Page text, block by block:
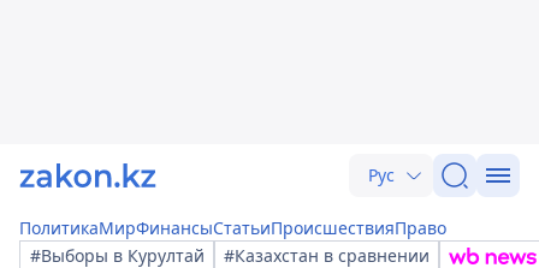
Рус
ПолитикаМирФинансыСтатьиПроисшествияПраво
#Выборы в Курултай
#Казахстан в сравнении